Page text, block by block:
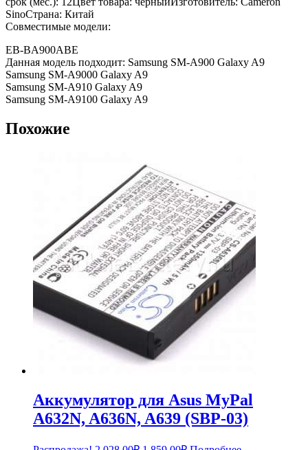
SinoСтрана: Китай
Совместимые модели:
EB-BA900ABE
Данная модель подходит: Samsung SM-A900 Galaxy A9
Samsung SM-A9000 Galaxy A9
Samsung SM-A910 Galaxy A9
Samsung SM-A9100 Galaxy A9
Похожие
Аккумулятор для Asus MyPal
A632N, A636N, A639 (SBP-03)
Первоначальная
Текущая